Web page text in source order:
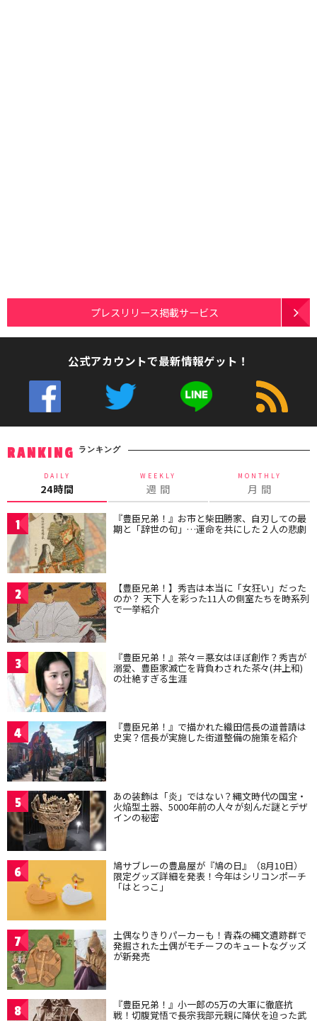
プレスリリース掲載サービス
公式アカウントで最新情報ゲット！
RANKING ランキング
DAILY
24時間
WEEKLY
週 間
MONTHLY
月 間
1 『豊臣兄弟！』お市と柴田勝家、自刃しての最
期と「辞世の句」…運命を共にした２人の悲劇
2 【豊臣兄弟！】秀吉は本当に「女狂い」だった
のか？ 天下人を彩った11人の側室たちを時系列
で一挙紹介
3 『豊臣兄弟！』茶々＝悪女はほぼ創作？秀吉が
溺愛、豊臣家滅亡を背負わされた茶々(井上和)
の壮絶すぎる生涯
4 『豊臣兄弟！』で描かれた織田信長の道普請は
史実？信長が実施した街道整備の施策を紹介
5 あの装飾は「炎」ではない？縄文時代の国宝・
火焔型土器、5000年前の人々が刻んだ謎とデザ
インの秘密
6 鳩サブレーの豊島屋が『鳩の日』（8月10日）
限定グッズ詳細を発表！今年はシリコンポーチ
「はとっこ」
7 土偶なりきりパーカーも！青森の縄文遺跡群で
発掘された土偶がモチーフのキュートなグッズ
が新発売
8 『豊臣兄弟！』小一郎の5万の大軍に徹底抗
戦！切腹覚悟で長宗我部元親に降伏を迫った武